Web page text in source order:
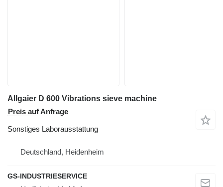
Allgaier D 600 Vibrations sieve machine
Preis auf Anfrage
Sonstiges Laborausstattung
Deutschland, Heidenheim
GS-INDUSTRIESERVICE